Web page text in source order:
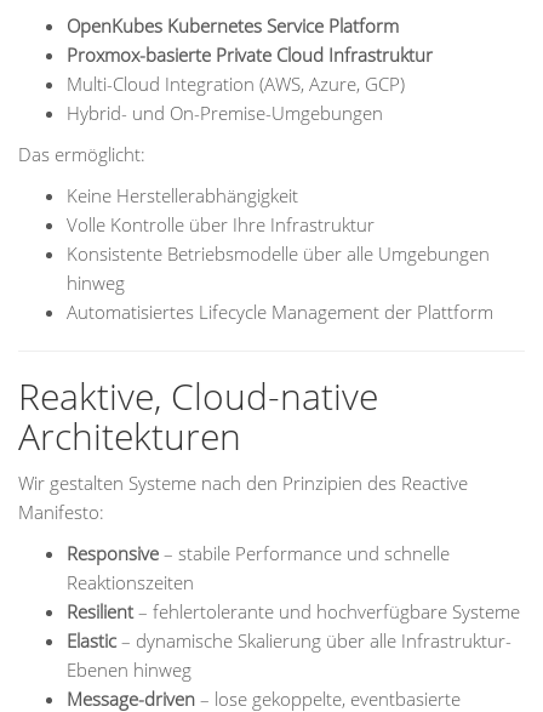
OpenKubes Kubernetes Service Platform
Proxmox-basierte Private Cloud Infrastruktur
Multi-Cloud Integration (AWS, Azure, GCP)
Hybrid- und On-Premise-Umgebungen
Das ermöglicht:
Keine Herstellerabhängigkeit
Volle Kontrolle über Ihre Infrastruktur
Konsistente Betriebsmodelle über alle Umgebungen
hinweg
Automatisiertes Lifecycle Management der Plattform
Reaktive, Cloud-native
Architekturen
Wir gestalten Systeme nach den Prinzipien des Reactive
Manifesto:
Responsive – stabile Performance und schnelle
Reaktionszeiten
Resilient– fehlertolerante und hochverfügbare Systeme
Elastic – dynamische Skalierung über alle Infrastruktur-
Ebenen hinweg
Message-driven – lose gekoppelte, eventbasierte